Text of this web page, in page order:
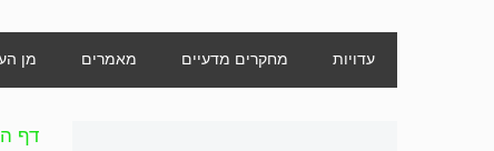
עדויות מחקרים מדעיים מאמרים מן
דף